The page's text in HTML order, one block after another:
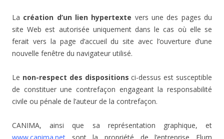
La création d’un lien hypertexte vers une des pages du
site Web est autorisée uniquement dans le cas où elle se
ferait vers la page d’accueil du site avec l’ouverture d’une
nouvelle fenêtre du navigateur utilisé.
Le non-respect des dispositions ci-dessus est susceptible
de constituer une contrefaçon engageant la responsabilité
civile ou pénale de l’auteur de la contrefaçon.
CANIMA, ainsi que sa représentation graphique, et